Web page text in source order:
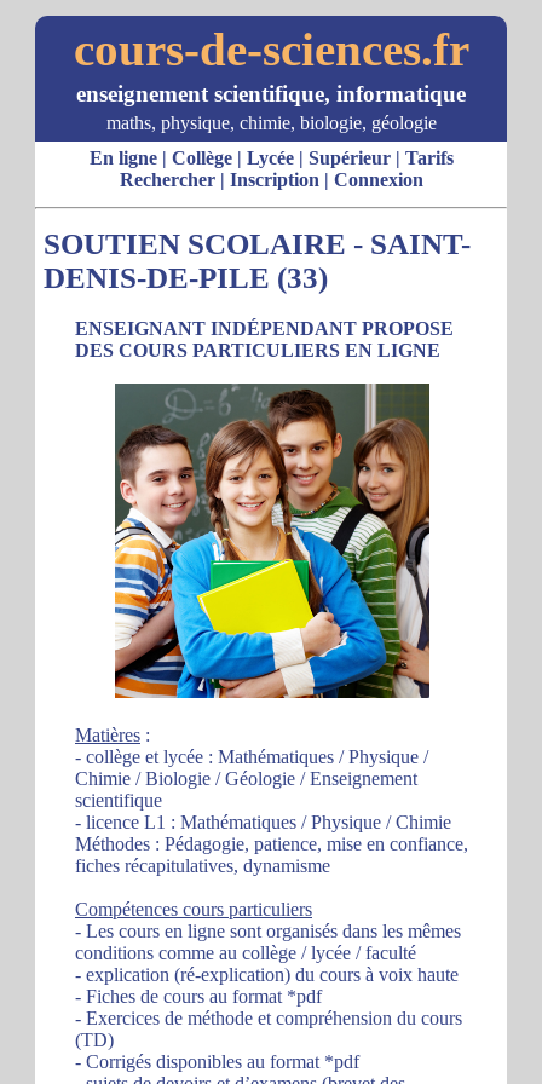
cours-de-sciences.fr
enseignement scientifique, informatique
maths, physique, chimie, biologie, géologie
En ligne| Collège| Lycée| Supérieur| Tarifs
Rechercher| Inscription | Connexion
SOUTIEN SCOLAIRE - SAINT-
DENIS-DE-PILE (33)
ENSEIGNANT INDÉPENDANT PROPOSE
DES COURS PARTICULIERS EN LIGNE
Matières :
- collège et lycée : Mathématiques / Physique /
Chimie / Biologie / Géologie / Enseignement
scientifique
- licence L1 : Mathématiques / Physique / Chimie
Méthodes : Pédagogie, patience, mise en confiance,
fiches récapitulatives, dynamisme
Compétences cours particuliers
- Les cours en ligne sont organisés dans les mêmes
conditions comme au collège / lycée / faculté
- explication (ré-explication) du cours à voix haute
- Fiches de cours au format *pdf
- Exercices de méthode et compréhension du cours
(TD)
- Corrigés disponibles au format *pdf